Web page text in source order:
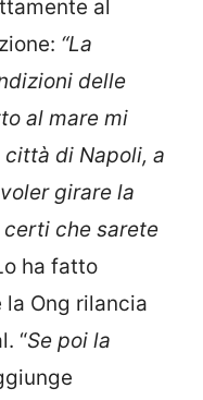
al
“La
delle
al mare mi
città di Napoli, a
girare la
che sarete
ha fatto
Ong rilancia
“Se poi la